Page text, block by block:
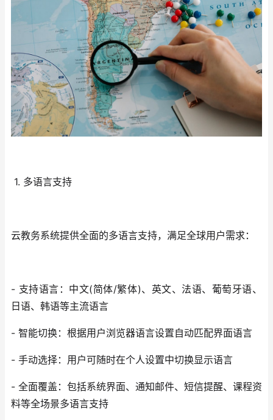
1. 多语言支持
云教务系统提供全面的多语言支持，满足全球用户需求：
- 支持语言：中文(简体/繁体)、英文、法语、葡萄牙语、
日语、韩语等主流语言
- 智能切换：根据用户浏览器语言设置自动匹配界面语言
- 手动选择：用户可随时在个人设置中切换显示语言
- 全面覆盖：包括系统界面、通知邮件、短信提醒、课程资
料等全场景多语言支持